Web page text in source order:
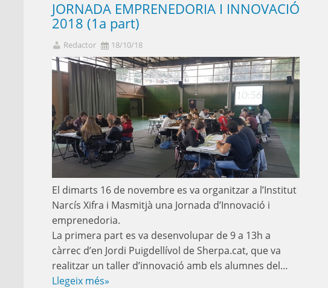
JORNADA EMPRENEDORIA I INNOVACIÓ
2018 (1a part)
Redactor 18/10/18
El dimarts 16 de novembre es va organitzar a l’Institut
Narcís Xifra i Masmitjà una Jornada d’Innovació i
emprenedoria.
La primera part es va desenvolupar de 9 a 13h a
càrrec d’en Jordi Puigdellívol de Sherpa.cat, que va
realitzar un taller d’innovació amb els alumnes del…
Llegeix més»